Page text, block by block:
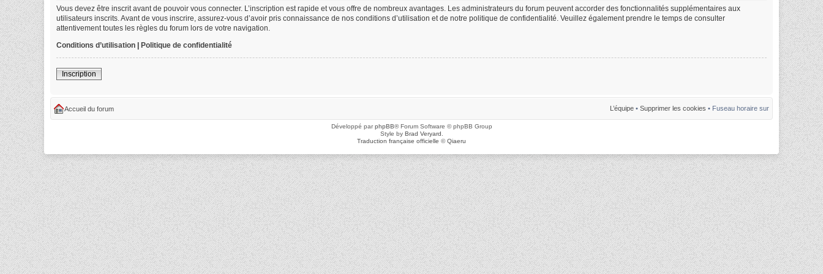
Vous devez être inscrit avant de pouvoir vous connecter. L’inscription est rapide et vous offre de nombreux avantages. Les administrateurs du forum peuvent accorder des fonctionnalités supplémentaires aux
utilisateurs inscrits. Avant de vous inscrire, assurez-vous d’avoir pris connaissance de nos conditions d’utilisation et de notre politique de confidentialité. Veuillez également prendre le temps de consulter
attentivement toutes les règles du forum lors de votre navigation.
Conditions d’utilisation | Politique de confidentialité
Inscription
Accueil du forum L’équipe • Supprimer les cookies • Fuseau horaire sur
Développé parphpBB® Forum Software © phpBB Group
Style by Brad Veryard
Traduction française officielle ©Qiaeru